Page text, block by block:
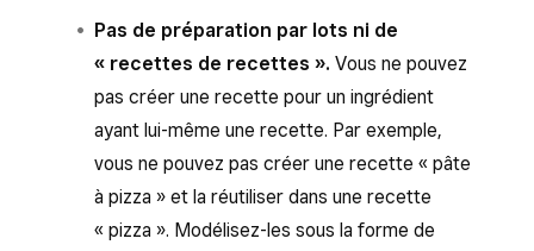
Pas de préparation par lots ni de
« recettes de recettes ». Vous ne pouvez
pas créer une recette pour un ingrédient
ayant lui-même une recette. Par exemple,
vous ne pouvez pas créer une recette « pâte
à pizza » et la réutiliser dans une recette
« pizza ». Modélisez-les sous la forme de